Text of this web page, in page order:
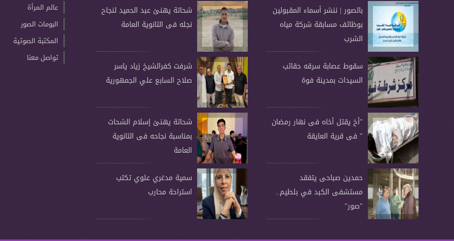
بالصور | ننشر أسماء المقبولين
بوظائف مسابقة شركة مياه
الشرب
سقوط عصابة سرقه حقائب
السيدات بمدينة فوة
"أخ يقتل أخاه فى نهار رمضان
" فى قرية العايقة
حمدين صباحى يتفقد
مستشفى الكبد في بلطيم..
"صور"
شحاتة يهنئ عبد الحميد لنجاح
نجله فى الثانوية العامة
شرفت كفرالشيخ زياد ياسر
صلاح السابع علي الجمهورية
شحاتة يهنئ إسلام الشحات
بمناسبة نجاحه فى الثانوية
العامة
سمية مدغري علوي تكتب
استراحة محارب
عالم المرأة
البومات الصور
المكتبة الصوتية
تواصل معنا